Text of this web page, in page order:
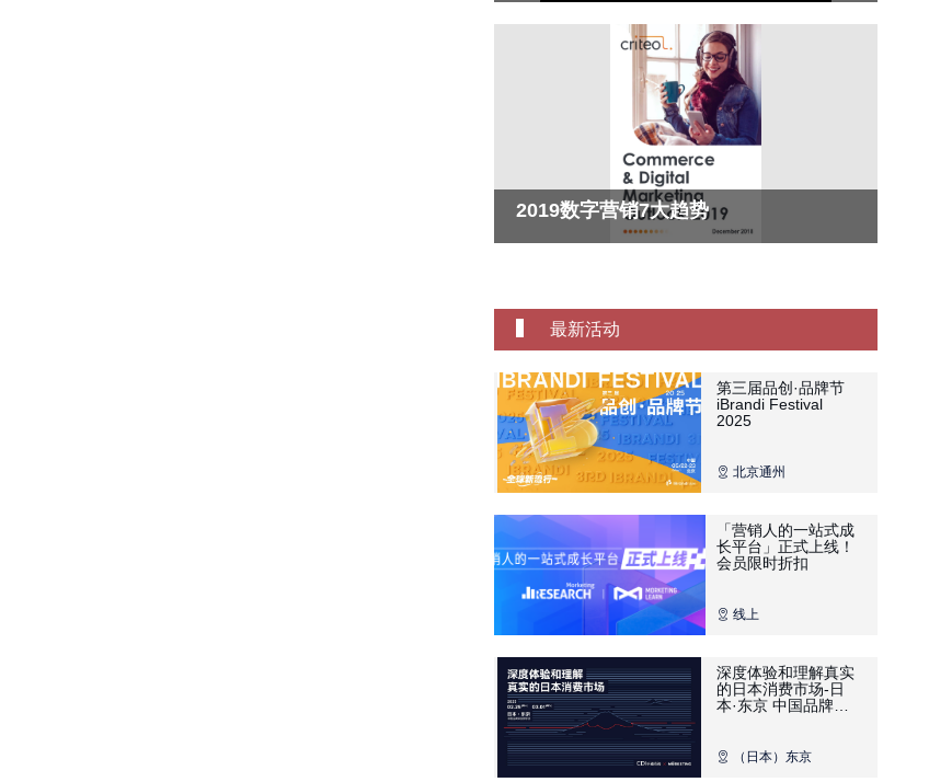
2019数字营销7大趋势
最新活动
第三届品创·品牌节
iBrandi Festival
2025
北京通州
「营销人的一站式成
长平台」正式上线！
会员限时折扣
线上
深度体验和理解真实
的日本消费市场-日
本·东京 中国品牌深
（日本）东京